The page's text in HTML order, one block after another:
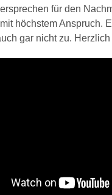
für den
höchstem Anspruch.
gar nicht zu.